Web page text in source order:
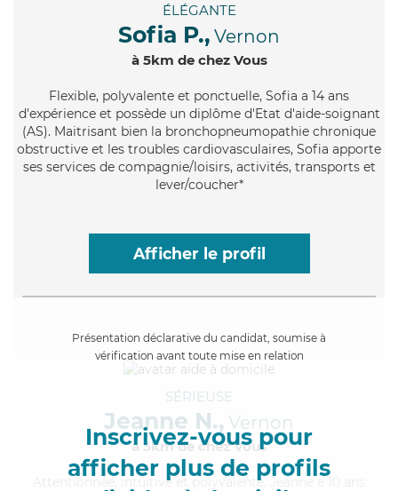
ÉLÉGANTE
Sofia P., Vernon
à 5km de chez Vous
Flexible, polyvalente et ponctuelle, Sofia a 14 ans
d'expérience et possède un diplôme d'Etat d'aide-soignant
(AS). Maitrisant bien la bronchopneumopathie chronique
obstructive et les troubles cardiovasculaires, Sofia apporte
ses services de compagnie/loisirs, activités, transports et
lever/coucher*
Afficher le profil
Présentation déclarative du candidat, soumise à
vérification avant toute mise en relation
Inscrivez-vous pour
afficher plus de profils
SÉRIEUSE
Jeanne N., Vernon
à 5km de chez Vous
, intuitive et polyvalente, Jeanne a 10 ans